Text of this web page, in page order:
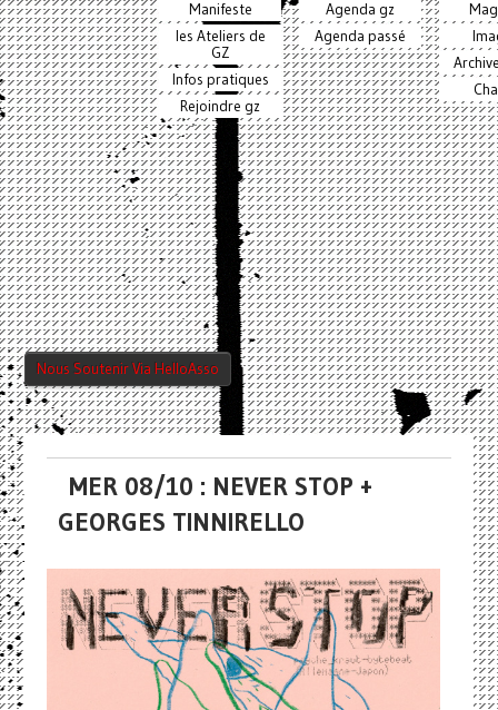
Manifeste
les Ateliers de
GZ
Infos pratiques
Rejoindre gz
Agenda gz
Agenda passé
Nous Soutenir Via HelloAsso
MER 08/10 : NEVER STOP +
GEORGES TINNIRELLO